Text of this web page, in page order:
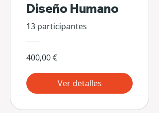
Diseño Humano
13 participantes
400,00 €
Ver detalles